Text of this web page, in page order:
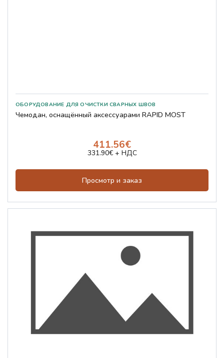
Чемодан, оснащённый аксессуарами RAPID MOST
411.56€
331.90€ + НДС
Просмотр и заказ